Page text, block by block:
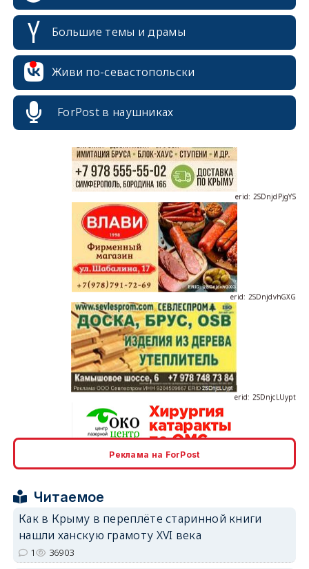
Большие темы и драмы
Живи по-севастопольски
ForPost в наушниках
erid: 2SDnjcrDNw6
erid: 2SDnjdPjgYS
erid: 2SDnjdvhGXG
erid: 2SDnjdPjgYS
Реклама на ForPost
Читаемое
Как в Крыму в переплёте старинной книги
нашли ханскую грамоту XVI века
1 36903